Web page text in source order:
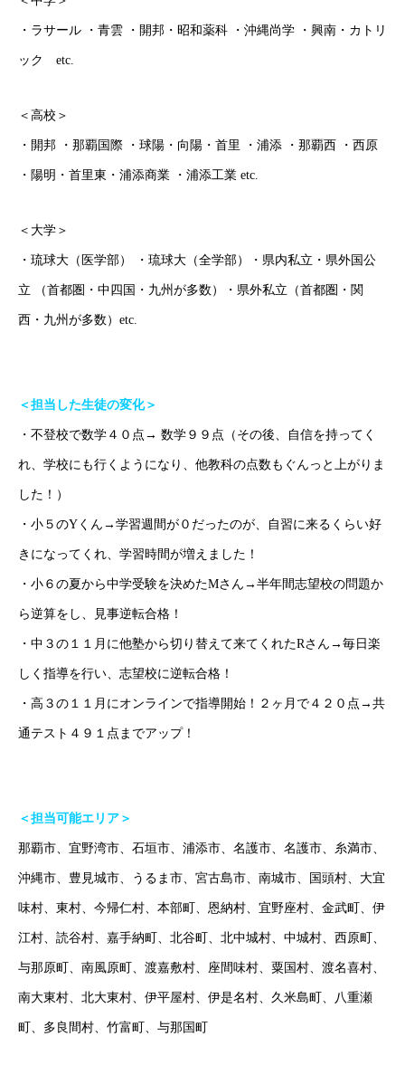
オンライン授業について
学年別コース紹介
成果報告
各種SNS
ホーム ごあいさつ オンライン授業について 学年別コース紹介
・ラサール ・青雲 ・開邦・昭和薬科 ・沖縄尚学 ・興南・カトリ
ック etc.
＜高校＞
・開邦 ・那覇国際 ・球陽・向陽・首里 ・浦添 ・那覇西 ・西原
・陽明・首里東・浦添商業 ・浦添工業 etc.
＜大学＞
・琉球大（医学部） ・琉球大（全学部）・県内私立・県外国公
立 （首都圏・中四国・九州が多数）・県外私立（首都圏・関
西・九州が多数）etc.
＜担当した生徒の変化＞
・不登校で数学４０点→ 数学９９点（その後、自信を持ってく
れ、学校にも行くようになり、他教科の点数もぐんっと上がりま
した！）
・小５のYくん→学習週間が０だったのが、自習に来るくらい好
きになってくれ、学習時間が増えました！
・小６の夏から中学受験を決めたMさん→半年間志望校の問題か
ら逆算をし、見事逆転合格！
・中３の１１月に他塾から切り替えて来てくれたRさん→毎日楽
しく指導を行い、志望校に逆転合格！
・高３の１１月にオンラインで指導開始！２ヶ月で４２０点→共
通テスト４９１点までアップ！
＜担当可能エリア＞
那覇市、宜野湾市、石垣市、浦添市、名護市、名護市、糸満市、
沖縄市、豊見城市、うるま市、宮古島市、南城市、国頭村、大宜
味村、東村、今帰仁村、本部町、恩納村、宜野座村、金武町、伊
江村、読谷村、嘉手納町、北谷町、北中城村、中城村、西原町、
与那原町、南風原町、渡嘉敷村、座間味村、粟国村、渡名喜村、
南大東村、北大東村、伊平屋村、伊是名村、久米島町、八重瀬
町、多良間村、竹富町、与那国町